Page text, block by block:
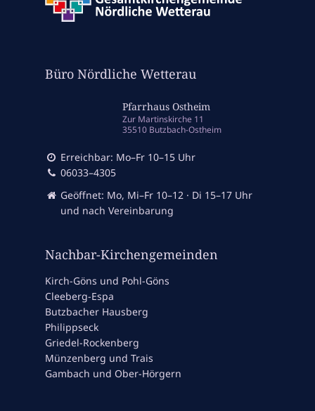
Büro Nördliche Wetterau
Pfarrhaus Ostheim
Zur Martinskirche 11
35510 Butzbach-Ostheim
Erreichbar: Mo–Fr 10–15 Uhr
06033–4305
Geöffnet: Mo, Mi–Fr 10–12 · Di 15–17 Uhr
und nach Vereinbarung
Nachbar-Kirchengemeinden
Kirch-Göns und Pohl-Göns
Cleeberg-Espa
Butzbacher Hausberg
Philippseck
Griedel-Rockenberg
Münzenberg und Trais
Gambach und Ober-Hörgern